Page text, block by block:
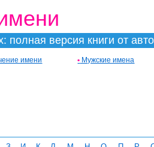
полная версия книги от
имени • Мужские имена